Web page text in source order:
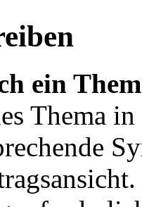
ein
Thema